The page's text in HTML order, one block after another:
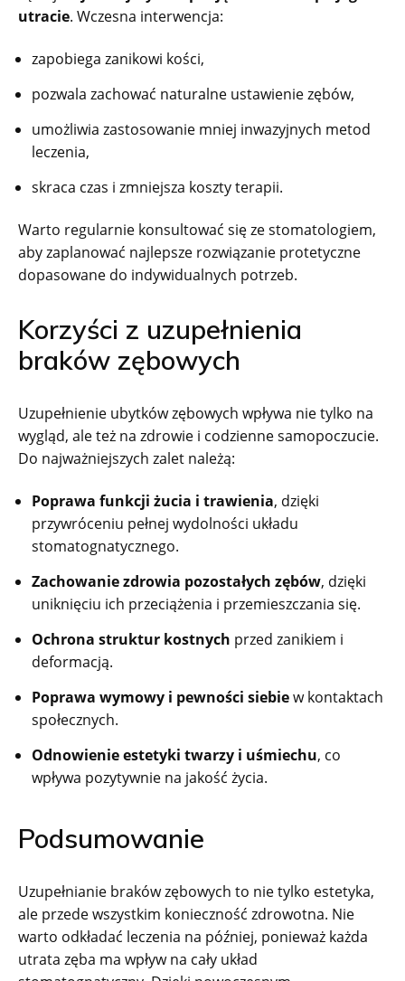
utracie. Wczesna interwencja:
zapobiega zanikowi kości,
pozwala zachować naturalne ustawienie zębów,
umożliwia zastosowanie mniej inwazyjnych metod
leczenia,
skraca czas i zmniejsza koszty terapii.
Warto regularnie konsultować się ze stomatologiem,
aby zaplanować najlepsze rozwiązanie protetyczne
dopasowane do indywidualnych potrzeb.
Korzyści z uzupełnienia
braków zębowych
Uzupełnienie ubytków zębowych wpływa nie tylko na
wygląd, ale też na zdrowie i codzienne samopoczucie.
Do najważniejszych zalet należą:
Poprawa funkcji żucia i trawienia, dzięki
przywróceniu pełnej wydolności układu
stomatognatycznego.
Zachowanie zdrowia pozostałych zębów, dzięki
uniknięciu ich przeciążenia i przemieszczania się.
Ochrona struktur kostnych przed zanikiem i
deformacją.
Poprawa wymowy i pewności siebiew kontaktach
społecznych.
Odnowienie estetyki twarzy i uśmiechu, co
wpływa pozytywnie na jakość życia.
Podsumowanie
Uzupełnianie braków zębowych to nie tylko estetyka,
ale przede wszystkim konieczność zdrowotna. Nie
warto odkładać leczenia na później, ponieważ każda
utrata zęba ma wpływ na cały układ